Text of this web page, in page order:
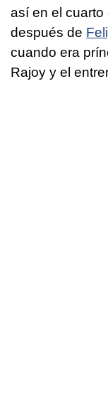
así en el cuarto
después de
cuando era
Rajoy y el